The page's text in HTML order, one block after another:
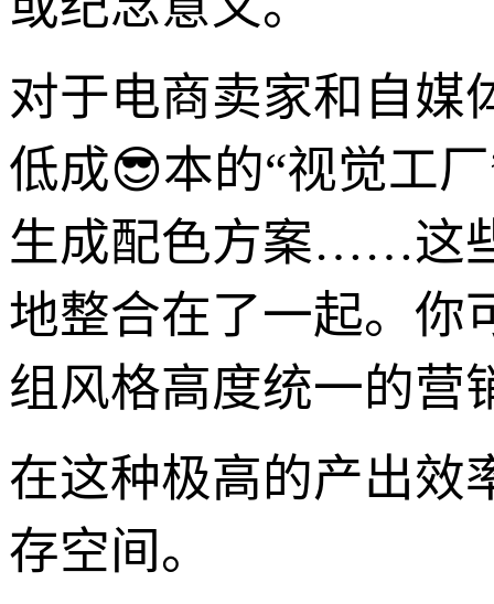
对于电商卖家和自媒
低成😎本的“视觉工
生成配色方案……这
地整合在了一起。你
组风格高度统一的营
在这种极高的产出效
存空间。